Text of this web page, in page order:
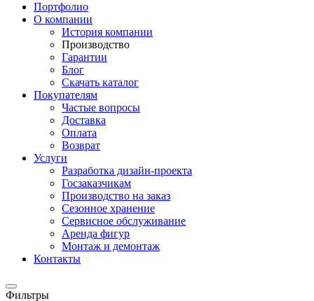
Портфолио
О компании
История компании
Производство
Гарантии
Блог
Скачать каталог
Покупателям
Частые вопросы
Доставка
Оплата
Возврат
Услуги
Разработка дизайн-проекта
Госзаказчикам
Производство на заказ
Сезонное хранение
Сервисное обслуживание
Аренда фигур
Монтаж и демонтаж
Контакты
Фильтры